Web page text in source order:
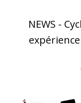
NEWS -